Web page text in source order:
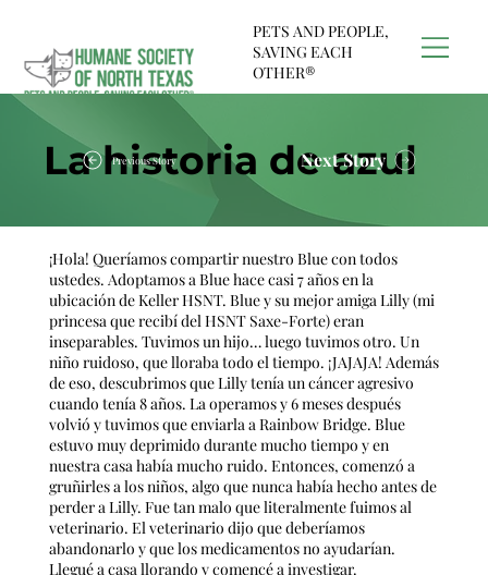
PETS AND PEOPLE,
SAVING EACH
OTHER®
La historia de azul
Next Story
Previous Story
¡Hola! Queríamos compartir nuestro Blue con todos
ustedes. Adoptamos a Blue hace casi 7 años en la
ubicación de Keller HSNT. Blue y su mejor amiga Lilly (mi
princesa que recibí del HSNT Saxe-Forte) eran
inseparables. Tuvimos un hijo… luego tuvimos otro. Un
niño ruidoso, que lloraba todo el tiempo. ¡JAJAJA! Además
de eso, descubrimos que Lilly tenía un cáncer agresivo
cuando tenía 8 años. La operamos y 6 meses después
volvió y tuvimos que enviarla a Rainbow Bridge. Blue
estuvo muy deprimido durante mucho tiempo y en
nuestra casa había mucho ruido. Entonces, comenzó a
gruñirles a los niños, algo que nunca había hecho antes de
perder a Lilly. Fue tan malo que literalmente fuimos al
veterinario. El veterinario dijo que deberíamos
abandonarlo y que los medicamentos no ayudarían.
Llegué a casa llorando y comencé a investigar.